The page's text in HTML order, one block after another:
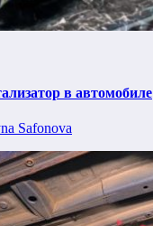
в автомобиле
Safonova